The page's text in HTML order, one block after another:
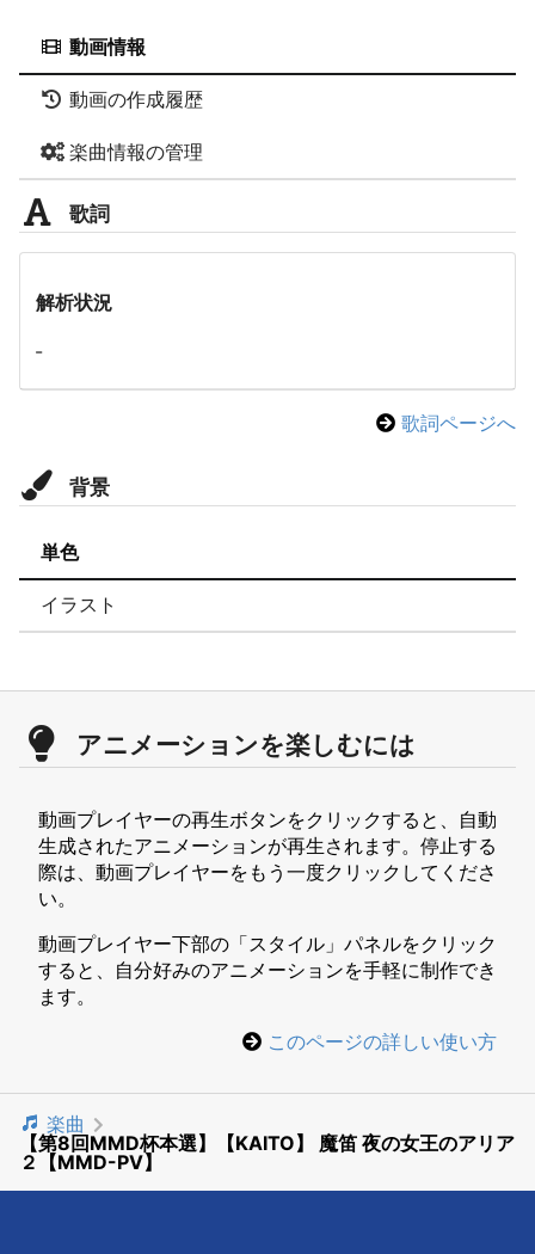
動画情報
動画の作成履歴
楽曲情報の管理
歌詞
解析状況
-
歌詞ページへ
背景
単色
イラスト
アニメーションを楽しむには
動画プレイヤーの再生ボタンをクリックすると、自動
生成されたアニメーションが再生されます。停止する
際は、動画プレイヤーをもう一度クリックしてくださ
い。
動画プレイヤー下部の「スタイル」パネルをクリック
すると、自分好みのアニメーションを手軽に制作でき
ます。
このページの詳しい使い方
楽曲
【第8回MMD杯本選】【KAITO】 魔笛 夜の女王のアリア
２【MMD-PV】